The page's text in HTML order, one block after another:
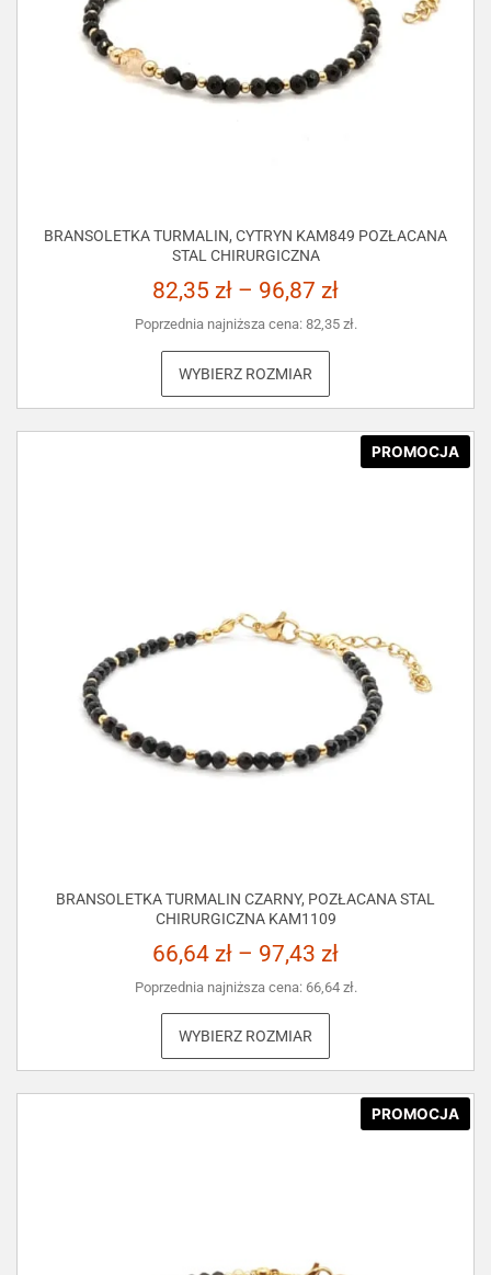
BRANSOLETKA TURMALIN, CYTRYN KAM849 POZŁACANA
STAL CHIRURGICZNA
82,35 zł – 96,87 zł
Poprzednia najniższa cena: 82,35 zł.
WYBIERZ ROZMIAR
PROMOCJA
BRANSOLETKA TURMALIN CZARNY, POZŁACANA STAL
CHIRURGICZNA KAM1109
66,64 zł – 97,43 zł
Poprzednia najniższa cena: 66,64 zł.
WYBIERZ ROZMIAR
PROMOCJA